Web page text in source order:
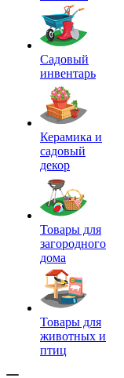
Садовый
инвентарь
Керамика и
садовый
декор
Товары для
загородного
дома
Товары для
животных и
птиц